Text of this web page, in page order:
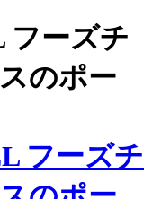
フーズチ
のポー